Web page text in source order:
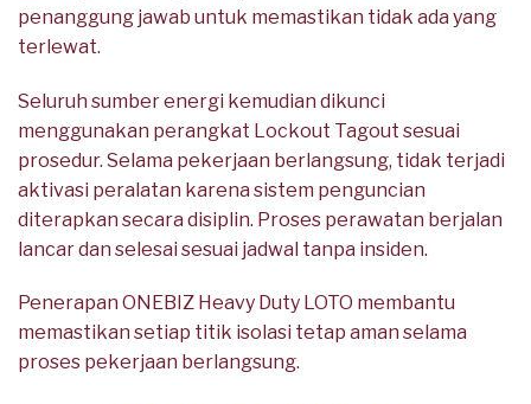
penanggung jawab untuk memastikan tidak ada yang
terlewat.
Seluruh sumber energi kemudian dikunci
menggunakan perangkat Lockout Tagout sesuai
prosedur. Selama pekerjaan berlangsung, tidak terjadi
aktivasi peralatan karena sistem penguncian
diterapkan secara disiplin. Proses perawatan berjalan
lancar dan selesai sesuai jadwal tanpa insiden.
Penerapan ONEBIZ Heavy Duty LOTO membantu
memastikan setiap titik isolasi tetap aman selama
proses pekerjaan berlangsung.